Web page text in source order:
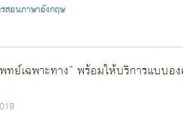
สอนภาษาอังกฤษ
ย์เฉพาะทาง” พร้อมให้บริการแบบอ